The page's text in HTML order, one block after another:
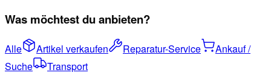
Was möchtest du anbieten?
Alle Artikel verkaufen Reparatur-Service
Ankauf /
Suche
Transport